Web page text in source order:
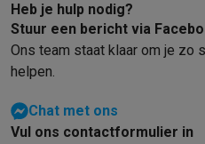
Heb je hulp nodig?
Stuur een bericht via
Ons team staat klaar om je zo
helpen.
Chat met ons
Vul ons contactformulier in